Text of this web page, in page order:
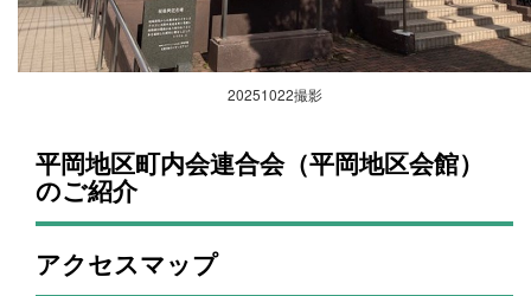
20251022撮影
平岡地区町内会連合会（平岡地区会館）
のご紹介
アクセスマップ